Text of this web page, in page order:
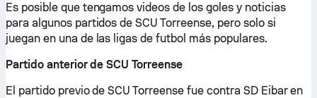
Es posible que tengamos videos de los goles y noticias
para algunos partidos de SCU Torreense, pero solo si
juegan en una de las ligas de futbol más populares.
Partido anterior de SCU Torreense
El partido previo de SCU Torreense fue contra SD Eibar en